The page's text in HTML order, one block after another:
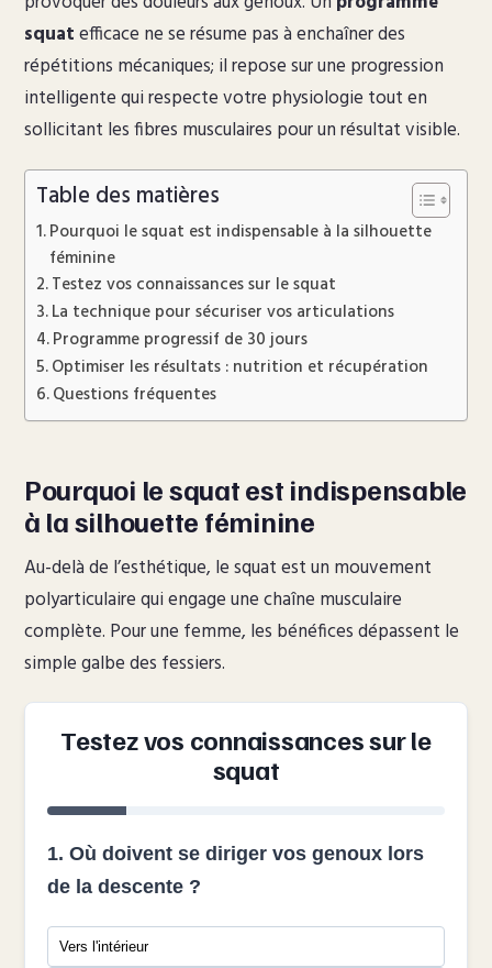
squatefficace ne se résume pas à enchaîner des
répétitions mécaniques; il repose sur une progression
intelligente qui respecte votre physiologie tout en
sollicitant les fibres musculaires pour un résultat visible.
Table des matières
Pourquoi le squat est indispensable à la silhouette
féminine
Testez vos connaissances sur le squat
La technique pour sécuriser vos articulations
Programme progressif de 30 jours
Optimiser les résultats : nutrition et récupération
Questions fréquentes
Pourquoi le squat est indispensable
à la silhouette féminine
Au-delà de l’esthétique, le squat est un mouvement
polyarticulaire qui engage une chaîne musculaire
complète. Pour une femme, les bénéfices dépassent le
simple galbe des fessiers.
Testez vos connaissances sur le
squat
1. Où doivent se diriger vos genoux lors
de la descente ?
Vers l'intérieur